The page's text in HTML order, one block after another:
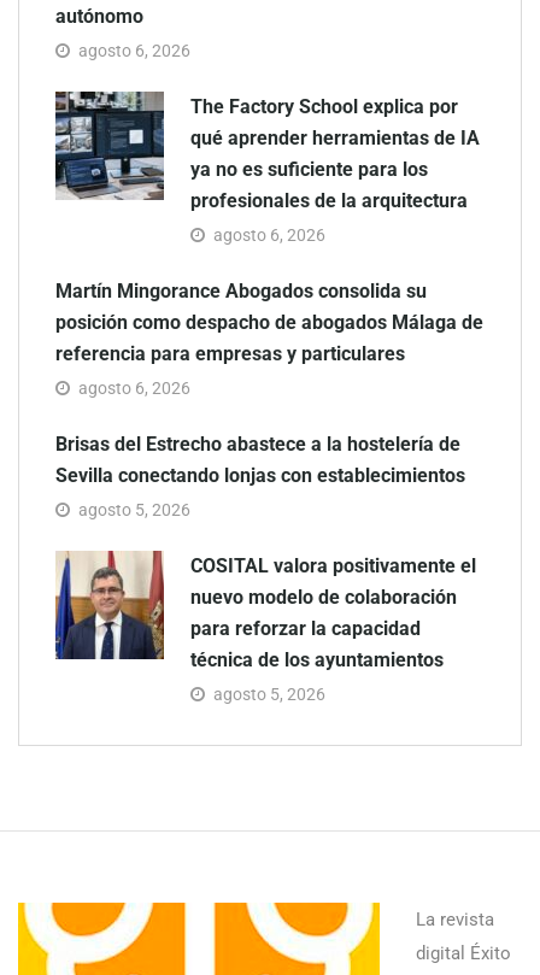
autónomo
agosto 6, 2026
The Factory School explica por
qué aprender herramientas de IA
ya no es suficiente para los
profesionales de la arquitectura
agosto 6, 2026
Martín Mingorance Abogados consolida su
posición como despacho de abogados Málaga de
referencia para empresas y particulares
agosto 6, 2026
Brisas del Estrecho abastece a la hostelería de
Sevilla conectando lonjas con establecimientos
agosto 5, 2026
COSITAL valora positivamente el
nuevo modelo de colaboración
para reforzar la capacidad
técnica de los ayuntamientos
agosto 5, 2026
La revista
digital Éxito